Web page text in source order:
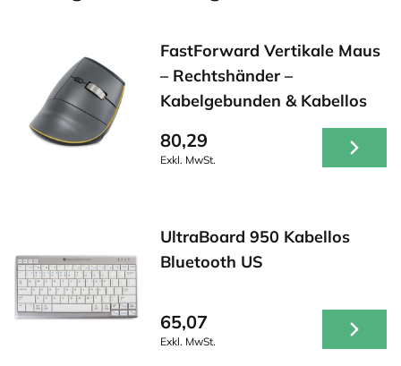
FastForward Vertikale Maus
– Rechtshänder –
Kabelgebunden & Kabellos
80,29
Exkl. MwSt.
UltraBoard 950 Kabellos
Bluetooth US
65,07
Exkl. MwSt.